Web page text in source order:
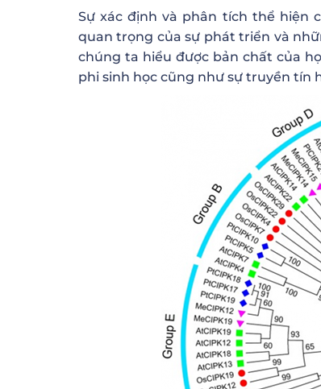
Sự xác định và phân tích thể hiện
quan trọng của sự phát triển và
chúng ta hiểu được bản chất của
phi sinh học cũng như sự truyền tín